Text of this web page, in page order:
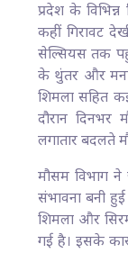
प्रदेश के
कहीं गिरावट
सेल्सियस तक
के थुंतर और
शिमला सहित
दौरान दिनभर
लगातार बदलते
मौसम विभाग
संभावना बनी
शिमला और
गई है। इसके